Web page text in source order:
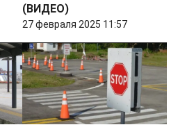
(ВИДЕО)
27 февраля 2025 11:57